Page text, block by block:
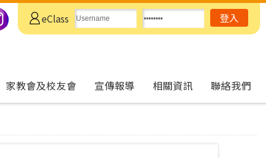
eClass
家教會及校友會 宣傳報導 相關資訊 聯絡我們